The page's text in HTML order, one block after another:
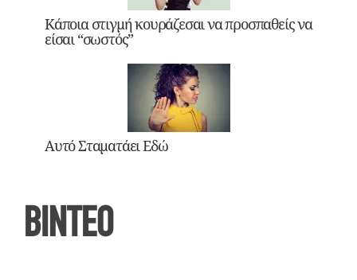
Κάποια στιγμή κουράζεσαι να προσπαθείς να
είσαι “σωστός”
Αυτό Σταματάει Εδώ
ΒΙΝΤΕΟ